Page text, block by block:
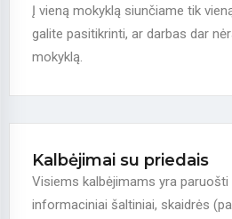
Į vieną mokyklą siunčiame tik
galite pasitikrinti, ar darbas dar
mokyklą.
Kalbėjimai su priedais
Visiems kalbėjimams yra paruošti
informaciniai šaltiniai, skaidrės